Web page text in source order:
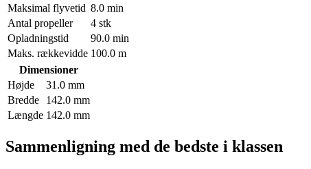
Maksimal flyvetid 8.0 min
Antal propeller
4 stk
Opladningstid
90.0 min
Maks. rækkevidde 100.0 m
Dimensioner
Højde
31.0 mm
Bredde
142.0 mm
Længde 142.0 mm
Sammenligning med de bedste i klassen